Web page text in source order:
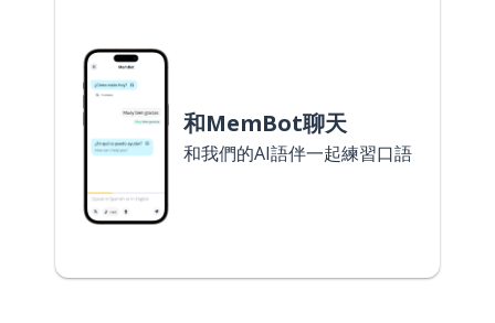
和MemBot聊天
和我們的AI語伴一起練習口語